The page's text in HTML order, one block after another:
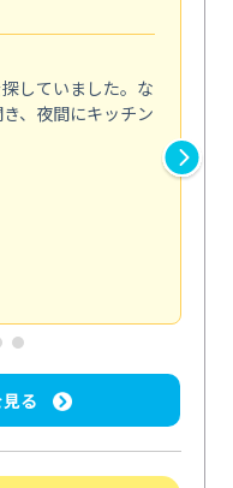
していました。な
、夜間にキッチン
る